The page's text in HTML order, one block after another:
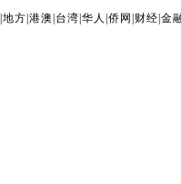
地方 港澳 台湾 华人 侨网 财经 金